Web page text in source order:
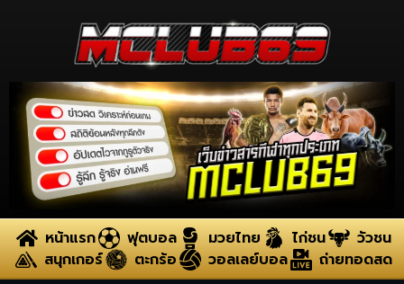
หน้าแรก ฟุตบอล มวยไทย ไก่ชน
วัวชน
สนุกเกอร์
ตะกร้อ วอลเลย์บอล ถ่ายทอดสด